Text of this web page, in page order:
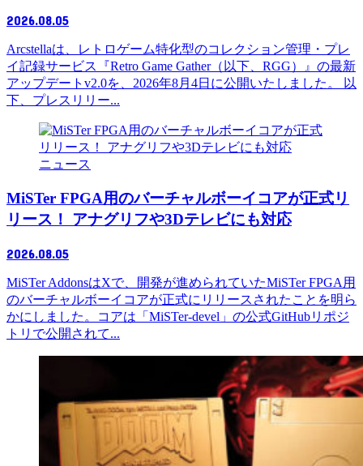
2026.08.05
Arcstellaは、レトロゲーム特化型のコレクション管理・プレ
イ記録サービス『Retro Game Gather（以下、RGG）』の最新
アップデートv2.0を、2026年8月4日に公開いたしました。 以
下、プレスリリー...
ニュース
MiSTer FPGA用のバーチャルボーイコアが正式リ
リース！ アナグリフや3Dテレビにも対応
2026.08.05
MiSTer AddonsはXで、開発が進められていたMiSTer FPGA用
のバーチャルボーイコアが正式にリリースされたことを明ら
かにしました。コアは「MiSTer-devel」の公式GitHubリポジ
トリで公開されて...